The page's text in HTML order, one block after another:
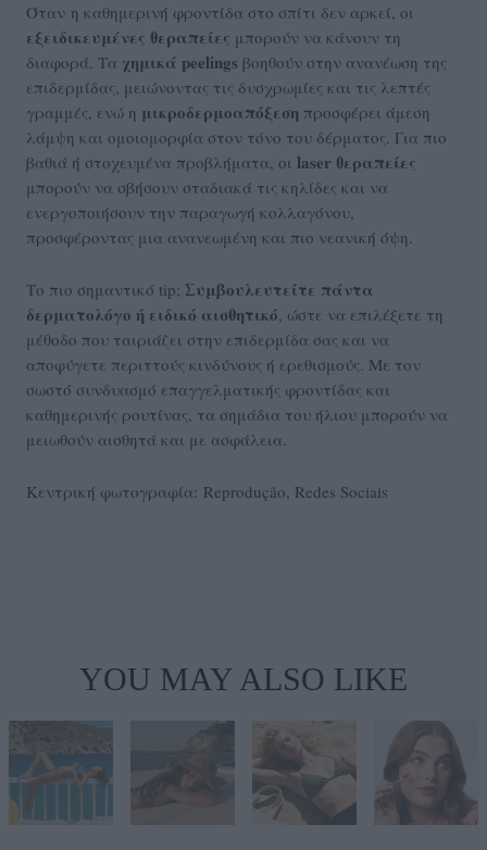
Όταν η καθημερινή φροντίδα στο σπίτι δεν αρκεί, οι
εξειδικευμένες θεραπείες μπορούν να κάνουν τη
διαφορά. Τα χημικά peelings βοηθούν στην ανανέωση της
επιδερμίδας, μειώνοντας τις δυσχρωμίες και τις λεπτές
γραμμές, ενώ η μικροδερμοαπόξεση προσφέρει άμεση
λάμψη και ομοιομορφία στον τόνο του δέρματος. Για πιο
βαθιά ή στοχευμένα προβλήματα, οι laser θεραπείες
μπορούν να σβήσουν σταδιακά τις κηλίδες και να
ενεργοποιήσουν την παραγωγή κολλαγόνου,
προσφέροντας μια ανανεωμένη και πιο νεανική όψη.
Το πιο σημαντικό tip; Συμβουλευτείτε πάντα
δερματολόγο ή ειδικό αισθητικό, ώστε να επιλέξετε τη
μέθοδο που ταιριάζει στην επιδερμίδα σας και να
αποφύγετε περιττούς κινδύνους ή ερεθισμούς. Με τον
σωστό συνδυασμό επαγγελματικής φροντίδας και
καθημερινής ρουτίνας, τα σημάδια του ήλιου μπορούν να
μειωθούν αισθητά και με ασφάλεια.
Κεντρική φωτογραφία: Reprodução, Redes Sociais
YOU MAY ALSO LIKE